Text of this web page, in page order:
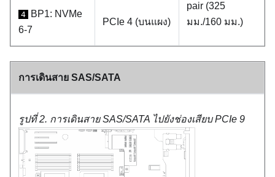
pair (325
มม./160 มม.)
4
BP1: NVMe
6-7
PCIe 4 (บนแผง)
การเดินสาย SAS/SATA
รูปที่ 2. การเดินสาย SAS/SATA ไปยังช่องเสียบ PCIe 9